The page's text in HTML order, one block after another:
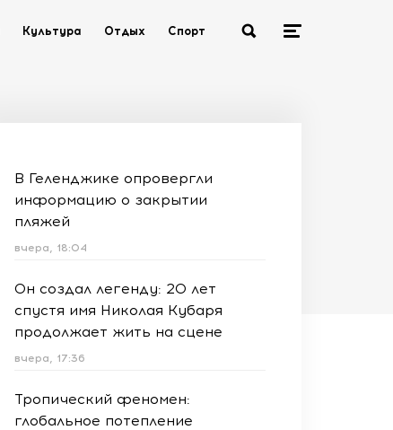
Культура Отдых Спорт
В Геленджике опровергли
информацию о закрытии
пляжей
вчера, 18:04
Он создал легенду: 20 лет
спустя имя Николая Кубаря
продолжает жить на сцене
вчера, 17:36
Тропический феномен:
глобальное потепление